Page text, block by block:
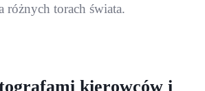
różnych torach świata.
kierowców i